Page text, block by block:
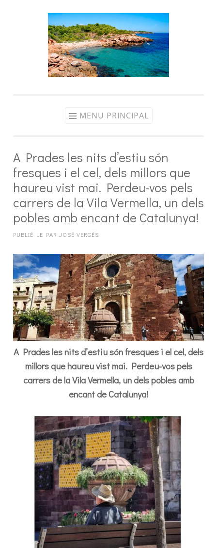
MENU PRINCIPAL
A Prades les nits d’estiu són
fresques i el cel, dels millors que
haureu vist mai. Perdeu-vos pels
carrers de la Vila Vermella, un dels
pobles amb encant de Catalunya!
PUBLIÉ LE PAR JOSÉ VERGÉS
A Prades les nits d’estiu són fresques i el cel, dels
millors que haureu vist mai. Perdeu-vos pels
carrers de la Vila Vermella, un dels pobles amb
encant de Catalunya!